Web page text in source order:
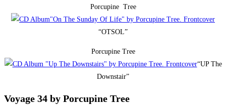
Porcupine Tree
“OTSOL”
Porcupine Tree
“UP The
Downstair”
Voyage 34 by Porcupine Tree